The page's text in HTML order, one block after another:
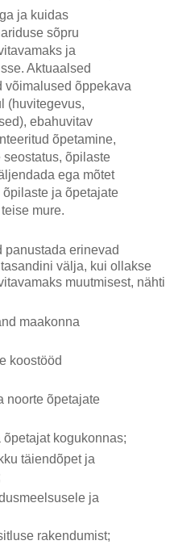
ja kuidas
sõpru
ja
Aktuaalsed
võimalused õppekava
(huvitegevus,
ebahuvitav
õpetamine,
õpilaste
ega mõtet
ja õpetajate
mure.
panustada erinevad
välja, kui ollakse
muutmisest, nähti
maakonna
koostööd
noorte õpetajate
kogukonnas;
täiendõpet ja
ja
rakendumist;